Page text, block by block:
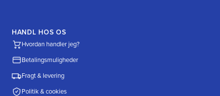
HANDL HOS OS
Hvordan handler jeg?
Betalingsmuligheder
Fragt & levering
Politik & cookies